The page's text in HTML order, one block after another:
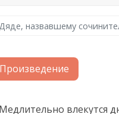
Дяде, назвавшему
Произведение
Медлительно влекутся